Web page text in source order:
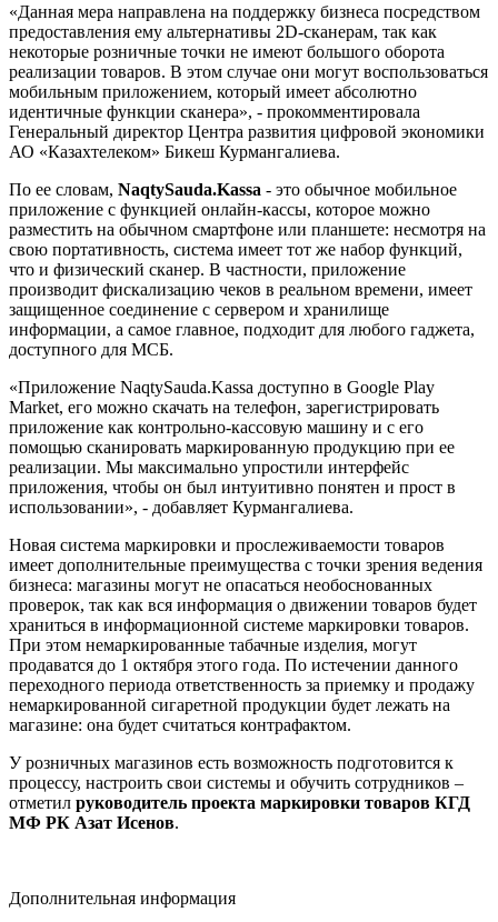
«Данная мера направлена на поддержку бизнеса посредством
предоставления ему альтернативы 2D-сканерам, так как
некоторые розничные точки не имеют большого оборота
реализации товаров. В этом случае они могут воспользоваться
мобильным приложением, который имеет абсолютно
идентичные функции сканера», - прокомментировала
Генеральный директор Центра развития цифровой экономики
АО «Казахтелеком» Бикеш Курмангалиева.
По ее словам, NaqtySauda.Kassa - это обычное мобильное
приложение с функцией онлайн-кассы, которое можно
разместить на обычном смартфоне или планшете: несмотря на
свою портативность, система имеет тот же набор функций,
что и физический сканер. В частности, приложение
производит фискализацию чеков в реальном времени, имеет
защищенное соединение с сервером и хранилище
информации, а самое главное, подходит для любого гаджета,
доступного для МСБ.
«Приложение NaqtySauda.Kassa доступно в Google Play
Market, его можно скачать на телефон, зарегистрировать
приложение как контрольно-кассовую машину и с его
помощью сканировать маркированную продукцию при ее
реализации. Мы максимально упростили интерфейс
приложения, чтобы он был интуитивно понятен и прост в
использовании», - добавляет Курмангалиева.
Новая система маркировки и прослеживаемости товаров
имеет дополнительные преимущества с точки зрения ведения
бизнеса: магазины могут не опасаться необоснованных
проверок, так как вся информация о движении товаров будет
храниться в информационной системе маркировки товаров.
При этом немаркированные табачные изделия, могут
продаватся до 1 октября этого года. По истечении данного
переходного периода ответственность за приемку и продажу
немаркированной сигаретной продукции будет лежать на
магазине: она будет считаться контрафактом.
У розничных магазинов есть возможность подготовится к
процессу, настроить свои системы и обучить сотрудников –
отметил руководитель проекта маркировки товаров КГД
МФ РК Азат Исенов.
Дополнительная информация